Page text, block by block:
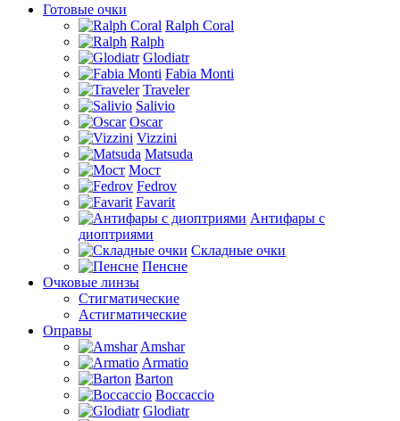
Готовые очки
Ralph Coral
Ralph
Glodiatr
Fabia Monti
Traveler
Salivio
Oscar
Vizzini
Matsuda
Мост
Fedrov
Favarit
Антифары с
диоптриями
Складные очки
Пенсне
Очковые линзы
Стигматические
Астигматические
Оправы
Amshar
Armatio
Barton
Boccaccio
Glodiatr